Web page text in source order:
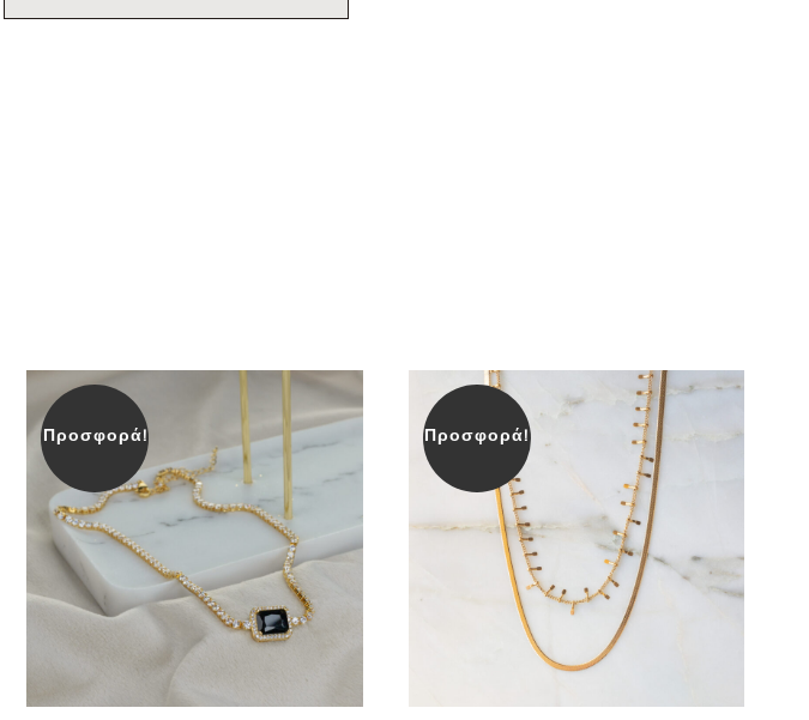
Προσφορά! Προσφορά!